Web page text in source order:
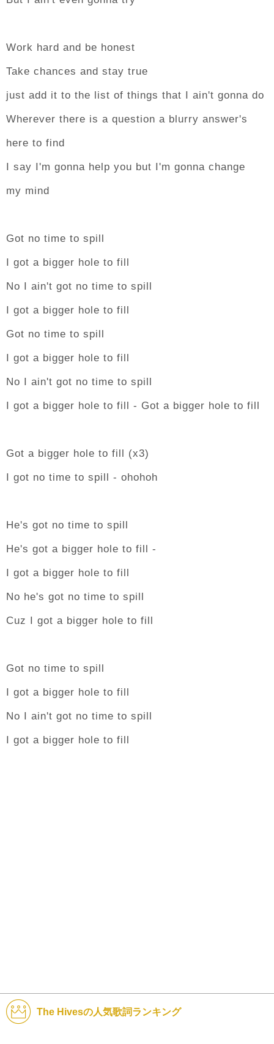
Work hard and be honest
Take chances and stay true
just add it to the list of things that I ain't gonna do
Wherever there is a question a blurry answer's
here to find
I say I'm gonna help you but I'm gonna change
my mind
Got no time to spill
I got a bigger hole to fill
No I ain't got no time to spill
I got a bigger hole to fill
Got no time to spill
I got a bigger hole to fill
No I ain't got no time to spill
I got a bigger hole to fill - Got a bigger hole to fill
Got a bigger hole to fill (x3)
I got no time to spill - ohohoh
He's got no time to spill
He's got a bigger hole to fill -
I got a bigger hole to fill
No he's got no time to spill
Cuz I got a bigger hole to fill
Got no time to spill
I got a bigger hole to fill
No I ain't got no time to spill
I got a bigger hole to fill
The Hivesの人気歌詞ランキング